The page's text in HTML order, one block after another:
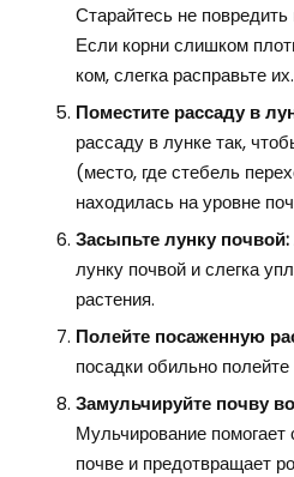
Старайтесь не
Если корни слишком
ком, слегка расправьте их.
Поместите рассаду в
рассаду в лунке так,
(место, где стебель
находилась на уровне
Засыпьте лунку почвой:
лунку почвой и слегка
растения.
Полейте посаженную
посадки обильно
Замульчируйте почву
Мульчирование помогает
почве и предотвращает